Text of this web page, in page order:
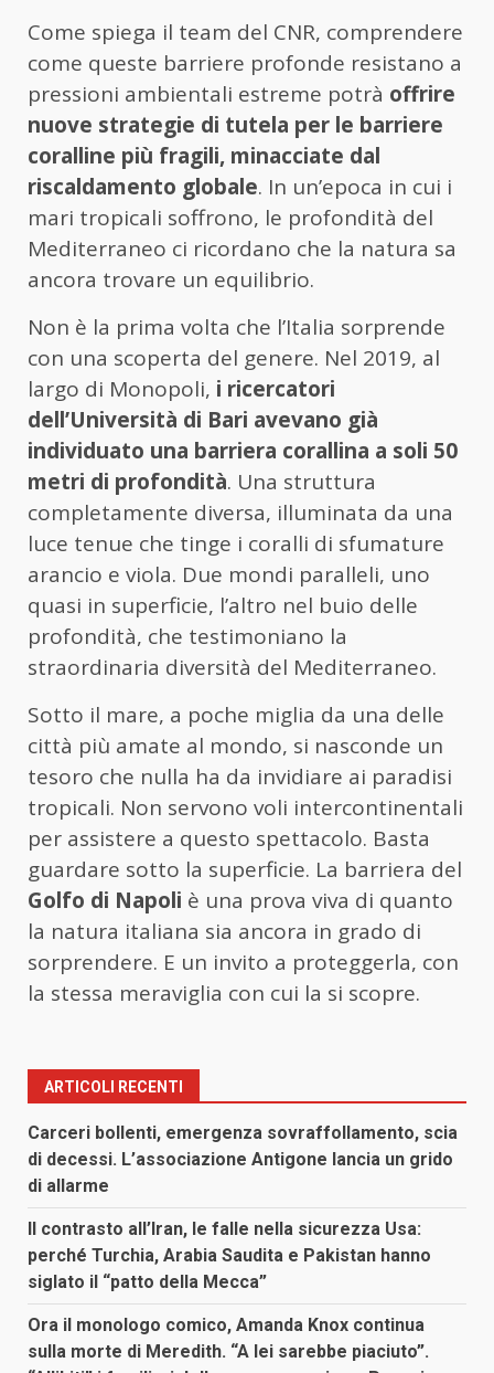
Come spiega il team del CNR, comprendere
come queste barriere profonde resistano a
pressioni ambientali estreme potrà offrire
nuove strategie di tutela per le barriere
coralline più fragili, minacciate dal
riscaldamento globale. In un’epoca in cui i
mari tropicali soffrono, le profondità del
Mediterraneo ci ricordano che la natura sa
ancora trovare un equilibrio.
Non è la prima volta che l’Italia sorprende
con una scoperta del genere. Nel 2019, al
largo di Monopoli, i ricercatori
dell’Università di Bari avevano già
individuato una barriera corallina a soli 50
metri di profondità. Una struttura
completamente diversa, illuminata da una
luce tenue che tinge i coralli di sfumature
arancio e viola. Due mondi paralleli, uno
quasi in superficie, l’altro nel buio delle
profondità, che testimoniano la
straordinaria diversità del Mediterraneo.
Sotto il mare, a poche miglia da una delle
città più amate al mondo, si nasconde un
tesoro che nulla ha da invidiare ai paradisi
tropicali. Non servono voli intercontinentali
per assistere a questo spettacolo. Basta
guardare sotto la superficie. La barriera del
Golfo di Napoli è una prova viva di quanto
la natura italiana sia ancora in grado di
sorprendere. E un invito a proteggerla, con
la stessa meraviglia con cui la si scopre.
ARTICOLI RECENTI
Carceri bollenti, emergenza sovraffollamento, scia
di decessi. L’associazione Antigone lancia un grido
di allarme
Il contrasto all’Iran, le falle nella sicurezza Usa:
perché Turchia, Arabia Saudita e Pakistan hanno
siglato il “patto della Mecca”
Ora il monologo comico, Amanda Knox continua
sulla morte di Meredith. “A lei sarebbe piaciuto”.